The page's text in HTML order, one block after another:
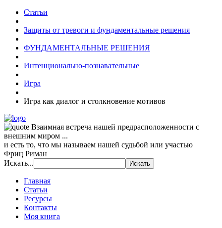
Статьи
Защиты от тревоги и фундаментальные решения
ФУНДАМЕНТАЛЬНЫЕ РЕШЕНИЯ
Интенционально-познавательные
Игра
Игра как диалог и столкновение мотивов
Взаимная встреча нашей предрасположенности с
внешним миром ...
и есть то, что мы называем нашей судьбой или участью
Фриц Риман
Искать...
Главная
Статьи
Ресурсы
Контакты
Моя книга